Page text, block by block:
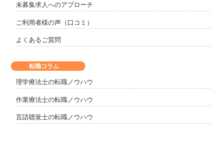
未募集求人へのアプローチ
ご利用者様の声（口コミ）
よくあるご質問
転職コラム
理学療法士の転職ノウハウ
作業療法士の転職ノウハウ
言語聴覚士の転職ノウハウ